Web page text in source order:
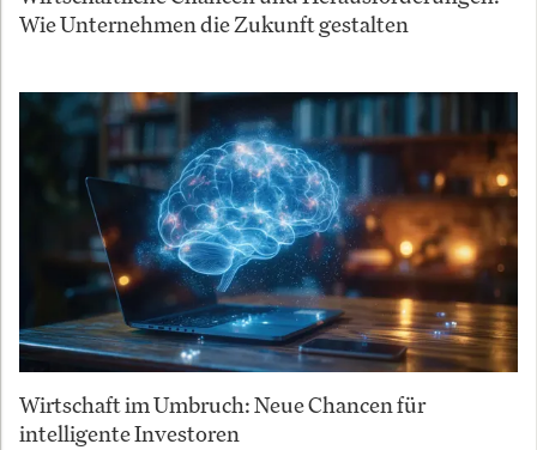
Wie Unternehmen die Zukunft gestalten
Wirtschaft im Umbruch: Neue Chancen für
intelligente Investoren